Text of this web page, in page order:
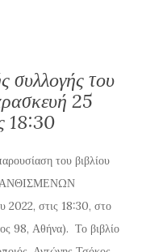
συλλογής του
25
18:30
του βιβλίου
ΑΝΘΙΣΜΕΝΩΝ
στις 18:30, στο
98, Αθήνα). Το βιβλίο